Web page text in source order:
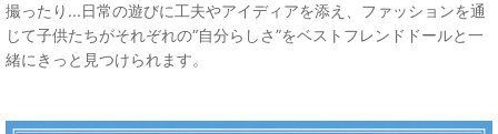
撮ったり...日常の遊びに工夫やアイディアを添え、ファッションを通
じて子供たちがそれぞれの“自分らしさ”をベストフレンドドールと一
緒にきっと見つけられます。